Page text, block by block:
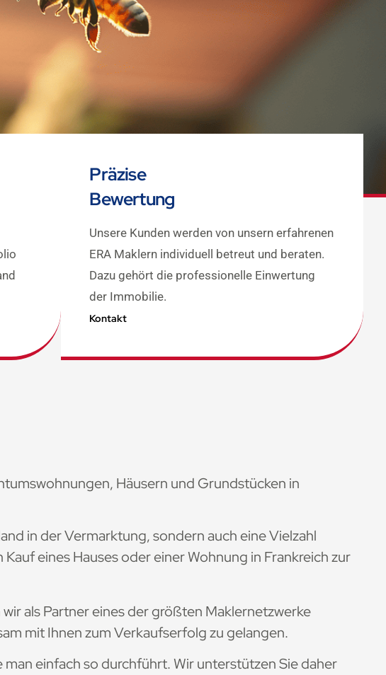
Präzise
Bewertung
Unsere Kunden werden von unsern erfahrenen
ERA Maklern individuell betreut und beraten.
Dazu gehört die professionelle Einwertung
der Immobilie.
Kontakt
Häusern und Grundstücken in
in der Vermarktung, sondern auch eine Vielzahl
eines Hauses oder einer Wohnung in Frankreich zur
als Partner eines der größten Maklernetzwerke
mit Ihnen zum Verkaufserfolg zu gelangen.
man einfach so durchführt. Wir unterstützen Sie daher